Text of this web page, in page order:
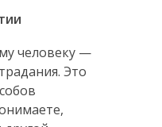
человеку —
Это